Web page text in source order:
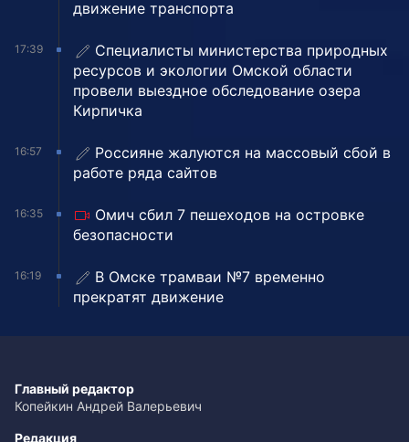
движение транспорта
17:39
Специалисты министерства природных
ресурсов и экологии Омской области
провели выездное обследование озера
Кирпичка
16:57
Россияне жалуются на массовый сбой в
работе ряда сайтов
16:35
Омич сбил 7 пешеходов на островке
безопасности
16:19
В Омске трамваи №7 временно
прекратят движение
Главный редактор
Копейкин Андрей Валерьевич
Редакция